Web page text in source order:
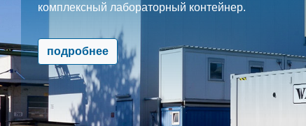
комплексный лабораторный контейнер.
подробнее